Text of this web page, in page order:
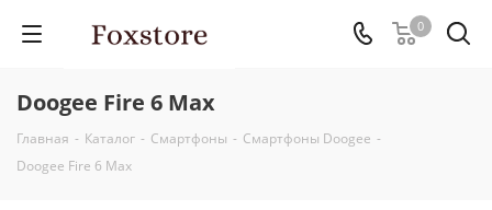
0
Doogee Fire 6 Max
Главная - Каталог - Смартфоны - Смартфоны Doogee -
Doogee Fire 6 Max